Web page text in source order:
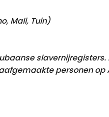
Mali, Tuin)
personen op